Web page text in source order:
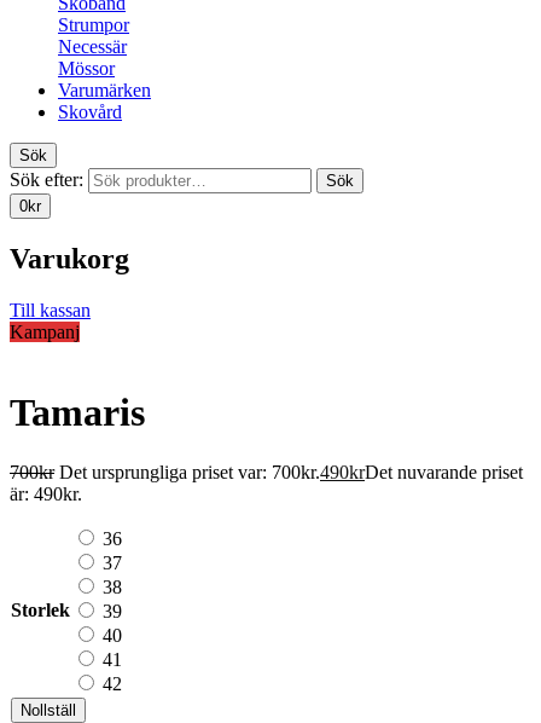
Strumpor
Necessär
Mössor
Varumärken
Skovård
Sök
Sök efter:
Sök
0kr
Varukorg
Till kassan
Kampanj
Tamaris
700kr Det ursprungliga priset var: 700kr.490krDet nuvarande priset
är: 490kr.
Storlek
36
37
38
39
40
41
42
Nollställ